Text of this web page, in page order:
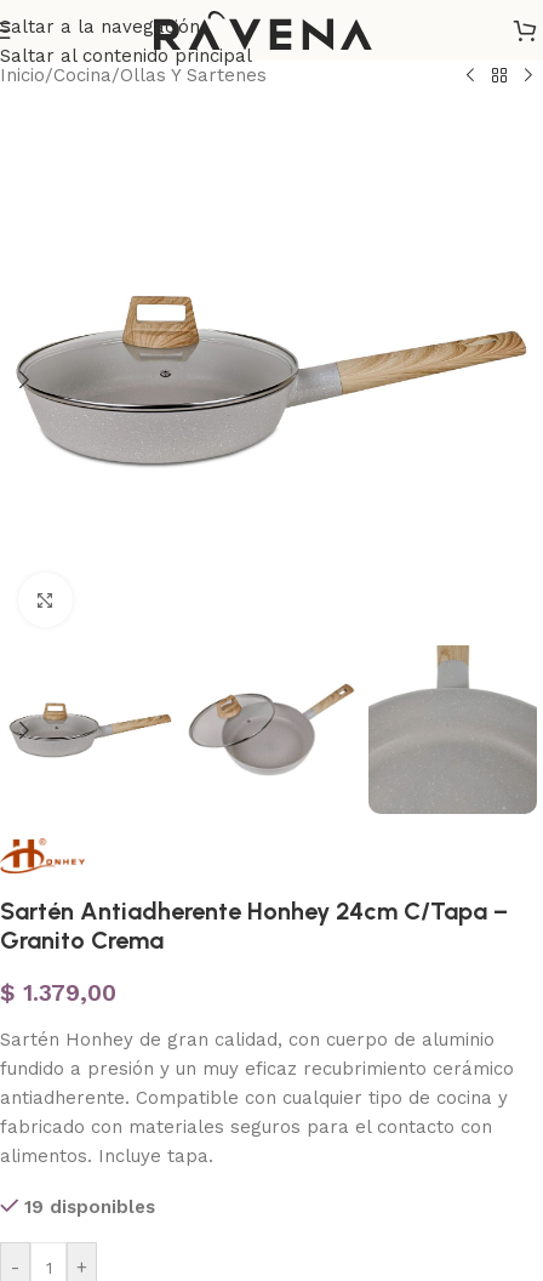
Saltar a la navegación
Saltar al contenido principal
Inicio/Cocina/Ollas Y Sartenes
Sartén Antiadherente Honhey 24cm C/Tapa –
Granito Crema
$ 1.379,00
Sartén Honhey de gran calidad, con cuerpo de aluminio
fundido a presión y un muy eficaz recubrimiento cerámico
antiadherente. Compatible con cualquier tipo de cocina y
fabricado con materiales seguros para el contacto con
alimentos. Incluye tapa.
19 disponibles
- +